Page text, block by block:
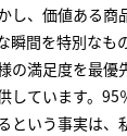
し、価値ある商
瞬間を特別なも
の満足度を最優
しています。95
という事実は、